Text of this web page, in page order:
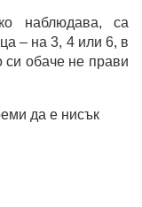
наблюдава, са
– на 3, 4 или 6, в
си обаче не прави
да е нисък